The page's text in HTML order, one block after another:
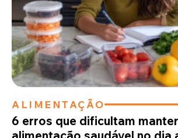
ALIMENTAÇÃO
6 erros que dificultam